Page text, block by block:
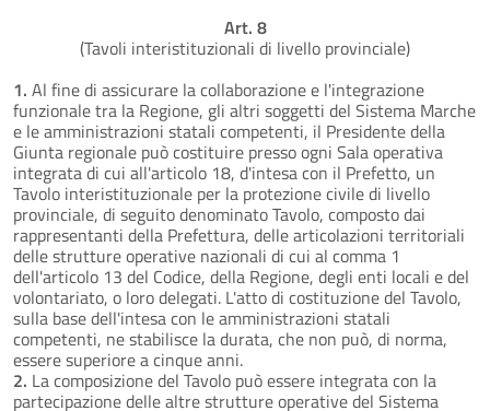
Art. 8
(Tavoli interistituzionali di livello provinciale)
1. Al fine di assicurare la collaborazione e l'integrazione
funzionale tra la Regione, gli altri soggetti del Sistema Marche
e le amministrazioni statali competenti, il Presidente della
Giunta regionale può costituire presso ogni Sala operativa
integrata di cui all'articolo 18, d'intesa con il Prefetto, un
Tavolo interistituzionale per la protezione civile di livello
provinciale, di seguito denominato Tavolo, composto dai
rappresentanti della Prefettura, delle articolazioni territoriali
delle strutture operative nazionali di cui al comma 1
dell'articolo 13 del Codice, della Regione, degli enti locali e del
volontariato, o loro delegati. L'atto di costituzione del Tavolo,
sulla base dell'intesa con le amministrazioni statali
competenti, ne stabilisce la durata, che non può, di norma,
essere superiore a cinque anni.
2. La composizione del Tavolo può essere integrata con la
partecipazione delle altre strutture operative del Sistema